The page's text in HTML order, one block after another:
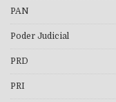
PAN
Poder Judicial
PRD
PRI